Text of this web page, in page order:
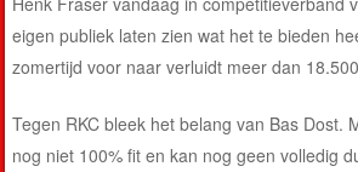
eigen publiek laten zien wat het te bieden
zomertijd voor naar verluidt meer dan
Tegen RKC bleek het belang van Bas Dost.
nog niet 100% fit en kan nog geen volledig